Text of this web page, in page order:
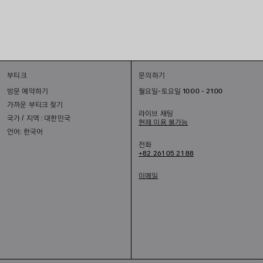
부티크
방문 예약하기
가까운 부티크 찾기
국가 / 지역 : 대한민국
언어: 한국어
문의하기
월요일-토요일 10:00 - 21:00
라이브 채팅
현재 이용 불가능
전화
+82 261 05 21 88
이메일